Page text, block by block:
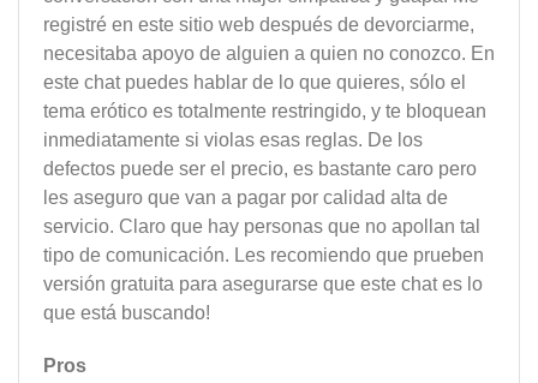
registré en este sitio web después de devorciarme,
necesitaba apoyo de alguien a quien no conozco. En
este chat puedes hablar de lo que quieres, sólo el
tema erótico es totalmente restringido, y te bloquean
inmediatamente si violas esas reglas. De los
defectos puede ser el precio, es bastante caro pero
les aseguro que van a pagar por calidad alta de
servicio. Claro que hay personas que no apollan tal
tipo de comunicación. Les recomiendo que prueben
versión gratuita para asegurarse que este chat es lo
que está buscando!
Pros